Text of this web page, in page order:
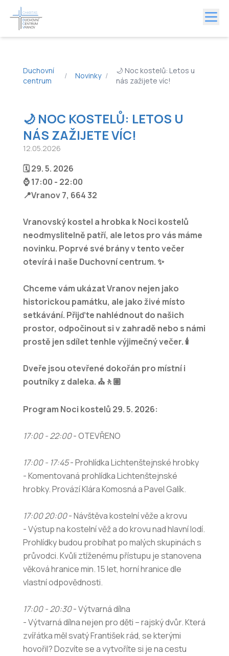
Duchovní
centrum
/ Novinky /
🌙 Noc kostelů: Letos u
nás zažijete víc!
🌙 NOC KOSTELŮ: LETOS U
NÁS ZAŽIJETE VÍC!
12.05.2026
🗓️ 29. 5. 2026
⌚️ 17:00 - 22:00
📍Vranov 7, 664 32
Vranovský kostel a hrobka k Noci kostelů
neodmyslitelně patří, ale letos pro vás máme
novinku. Poprvé své brány v tento večer
otevírá i naše Duchovní centrum. ✨
Chceme vám ukázat Vranov nejen jako
historickou památku, ale jako živé místo
setkávání. Přijďte nahlédnout do našich
prostor, odpočinout si v zahradě nebo s námi
prostě jen sdílet tenhle výjimečný večer. 🕯️
Dveře jsou otevřené dokořán pro místní i
poutníky z daleka. ⛪🚶🏽
Program Noci kostelů 29. 5. 2026:
17:00 - 22:00- OTEVŘENO
17:00 - 17:45- Prohlídka Lichtenštejnské hrobky
- Komentovaná prohlídka Lichtenštejnské
hrobky. Provází Klára Komosná a Pavel Galík.
17:00 20:00- Návštěva kostelní věže a krovu
- Výstup na kostelní věž a do krovu nad hlavní lodí.
Prohlídky budou probíhat po malých skupinách s
průvodci. Kvůli ztíženému přístupu je stanovena
věková hranice min. 15 let, horní hranice dle
vlastní odpovědnosti.
17:00 - 20:30- Výtvarná dílna
- Výtvarná dílna nejen pro děti – rajský dvůr. Která
zvířátka měl svatý František rád, se kterými
hovořil? Dozvíte se a vytvoříte si je na cestu